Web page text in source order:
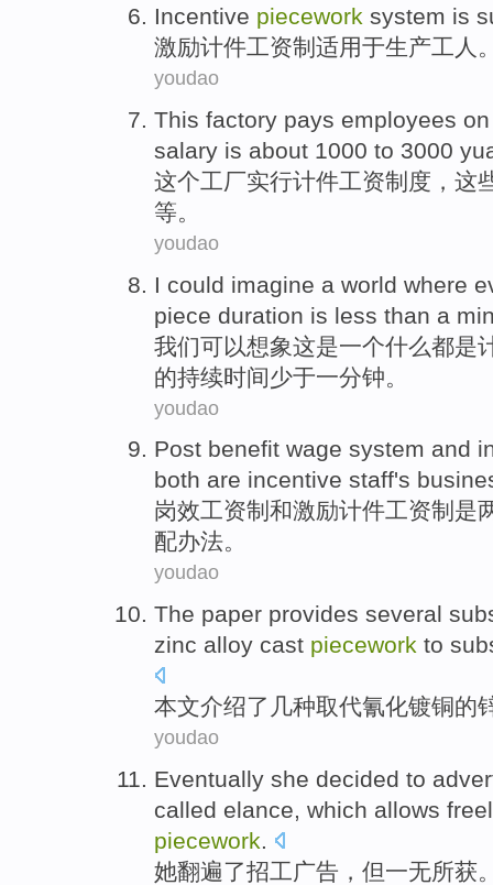
Incentive piecework system is
激励计件工资制 适用于生产工人
youdao
This factory pays employees
salary is about 1000 to 3000
这个工厂实行计件工资制度，这
等。
youdao
I could imagine a world where
piece duration is less than a
我们可以想象这是一个什么都是
的持续时间少于一分钟 。
youdao
Post benefit wage system and
both are incentive staff's
岗效工资制 和激励计件工资制是
配办法。
youdao
The paper provides several
zinc alloy cast piecework to
本文介绍了 几种取代氰化镀铜的
youdao
Eventually she decided to
called elance, which allows
piecework.
她翻遍了招工广告 ，但一无所获